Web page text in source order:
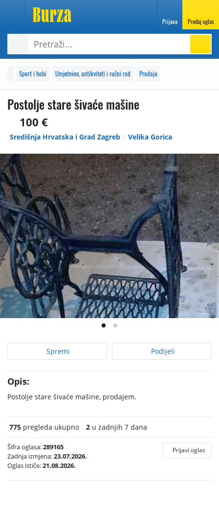
Prijava Predaj oglas
Sport i hobi Umjetnine, antikviteti i ručni rad Prodaja
Postolje stare šivaće mašine
100 €
Središnja Hrvatska i Grad Zagreb Velika Gorica
Spremi Podijeli
Opis:
Postolje stare šivaće mašine, prodajem.
775 pregleda ukupno 2 u zadnjih 7 dana
Šifra oglasa:289165
Zadnja izmjena:23.07.2026.
Oglas ističe:21.08.2026.
Prijavi oglas